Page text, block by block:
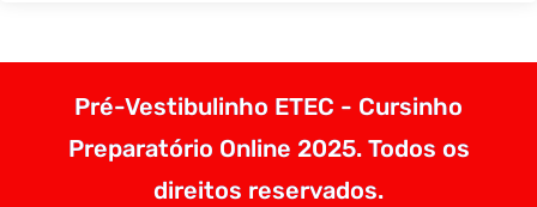
Pré-Vestibulinho ETEC - Cursinho
Preparatório Online 2025. Todos os
direitos reservados.